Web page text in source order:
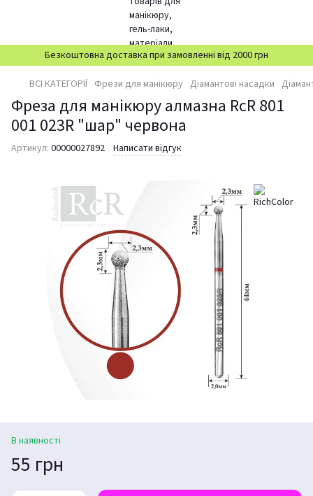
Безкоштовна доставка при замовленні від 2000 грн
ВСІ КАТЕГОРІЇ Фрези для манікюру Діамантові насадки
Фреза для манікюру алмазна RcR 801
001 023R "шар" червона
Артикул: 00000027892 Написати відгук
В наявності
55 грн